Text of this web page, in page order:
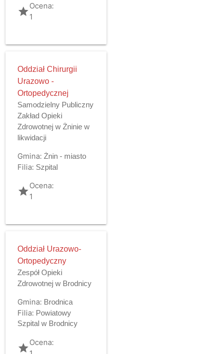
gradeOcena:
1
Oddział Chirurgii
Urazowo -
Ortopedycznej
Samodzielny Publiczny
Zakład Opieki
Zdrowotnej w Żninie w
likwidacji
Gmina: Żnin - miasto
Filia: Szpital
gradeOcena:
1
Oddział Urazowo-
Ortopedyczny
Zespół Opieki
Zdrowotnej w Brodnicy
Gmina: Brodnica
Filia: Powiatowy
Szpital w Brodnicy
gradeOcena: